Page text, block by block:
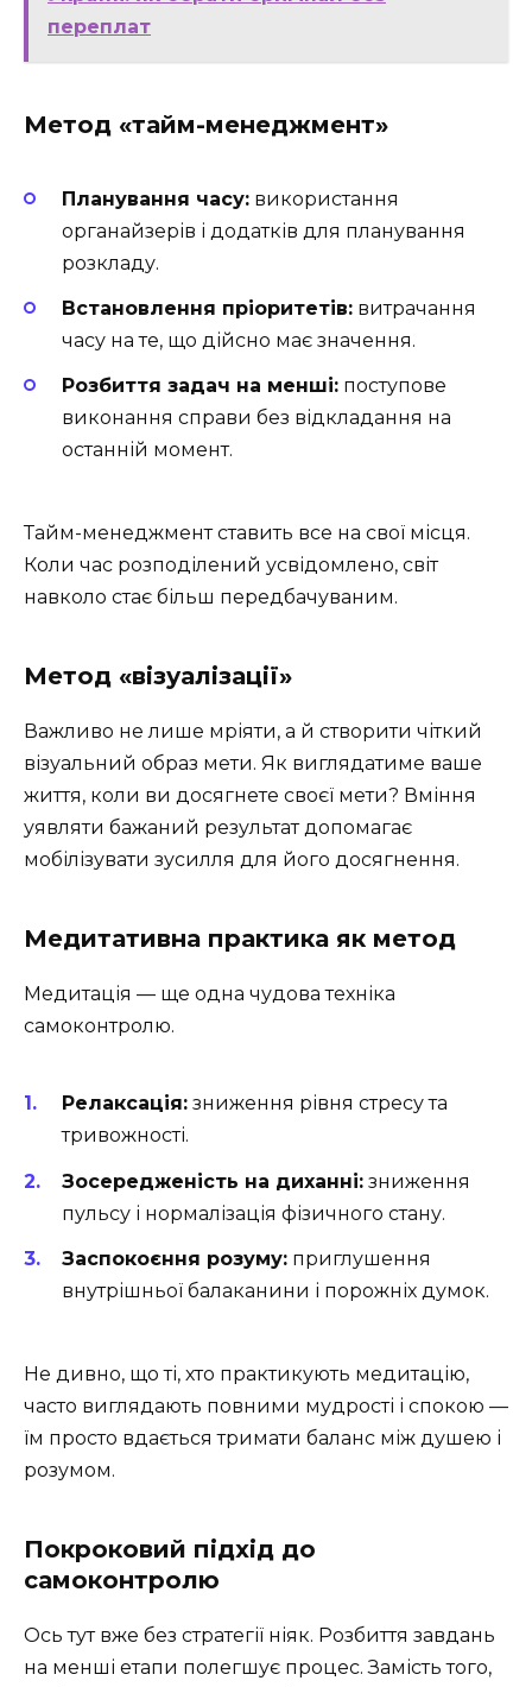
переплат
Метод «тайм-менеджмент»
Планування часу: використання
органайзерів і додатків для планування
розкладу.
Встановлення пріоритетів: витрачання
часу на те, що дійсно має значення.
Розбиття задач на менші: поступове
виконання справи без відкладання на
останній момент.
Тайм-менеджмент ставить все на свої місця.
Коли час розподілений усвідомлено, світ
навколо стає більш передбачуваним.
Метод «візуалізації»
Важливо не лише мріяти, а й створити чіткий
візуальний образ мети. Як виглядатиме ваше
життя, коли ви досягнете своєї мети? Вміння
уявляти бажаний результат допомагає
мобілізувати зусилля для його досягнення.
Медитативна практика як метод
Медитація — ще одна чудова техніка
самоконтролю.
Релаксація: зниження рівня стресу та
тривожності.
Зосередженість на диханні: зниження
пульсу і нормалізація фізичного стану.
Заспокоєння розуму: приглушення
внутрішньої балаканини і порожніх думок.
Не дивно, що ті, хто практикують медитацію,
часто виглядають повними мудрості і спокою —
їм просто вдається тримати баланс між душею і
розумом.
Покроковий підхід до
самоконтролю
Ось тут вже без стратегії ніяк. Розбиття завдань
на менші етапи полегшує процес. Замість того,